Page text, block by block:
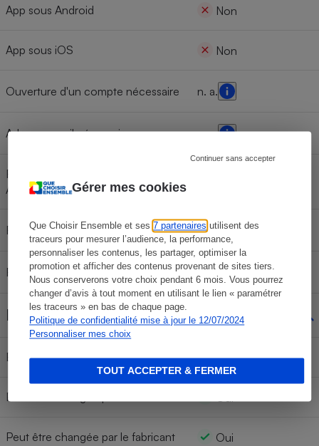
Gérer mes cookies
Que Choisir Ensemble et ses7 partenaires utilisent des
traceurs pour mesurer l’audience, la performance,
personnaliser les contenus, les partager, optimiser la
promotion et afficher des contenus provenant de sites tiers.
Nous conserverons votre choix pendant 6 mois. Vous pourrez
changer d’avis à tout moment en utilisant le lien « paramétrer
les traceurs » en bas de chaque page.
Politique de confidentialité mise à jour le 12/07/2024
Personnaliser mes choix
Continuer sans accepter
TOUT ACCEPTER & FERMER
App sous Android Non
App sous iOS Non
Ouverture d'un compte nécessaire n. a.
Adresse email nécessaire n. a.
Fonction de télécommande
Android
Fonction de télécommande iOS n. a.
Réglage courbe de réponse n. a.
Batterie
Batterie propriétaire Oui
Peut être changée par l'utilisateur Oui
Peut être changée par le fabricant Oui